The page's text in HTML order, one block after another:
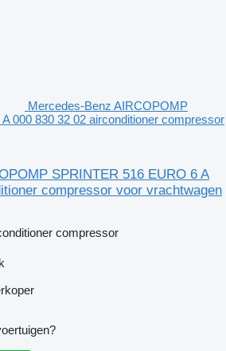
Mercedes-Benz AIRCOPOMP
000 830 32 02 airconditioner compressor
SPRINTER 516 EURO 6 A
compressor voor vrachtwagen
compressor